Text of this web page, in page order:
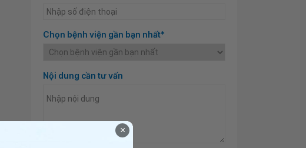
Chọn bệnh viện gần bạn nhất*
Nội dung cần tư vấn
×